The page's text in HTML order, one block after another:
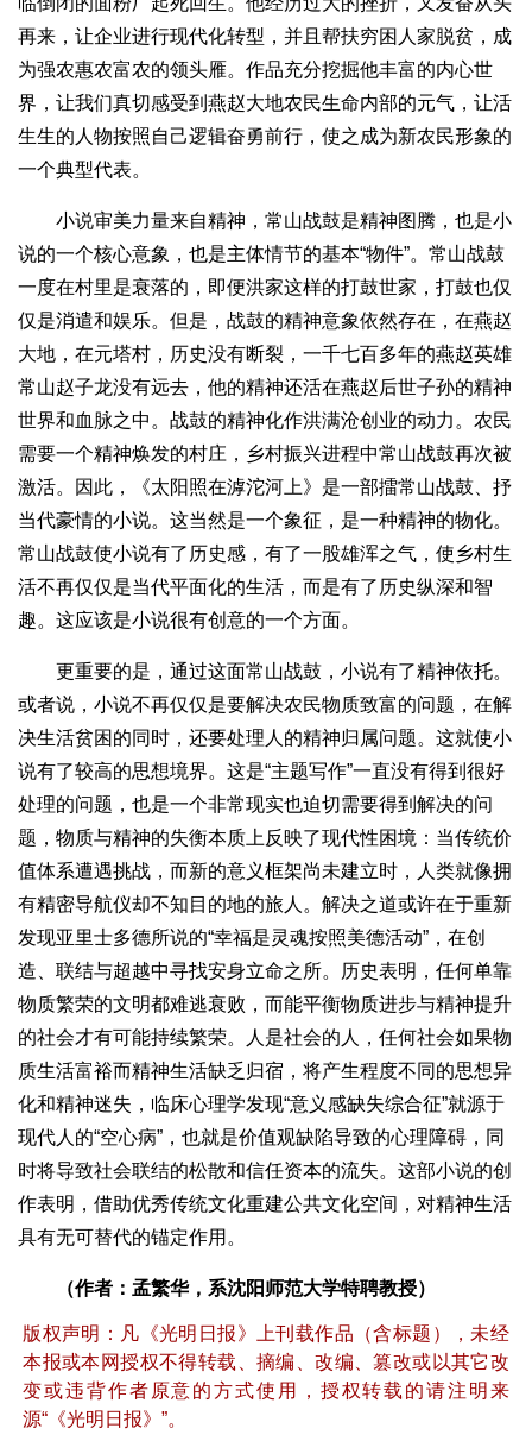
再来，让企业进行现代化转型，并且帮扶穷困人家脱贫，成
为强农惠农富农的领头雁。作品充分挖掘他丰富的内心世
界，让我们真切感受到燕赵大地农民生命内部的元气，让活
生生的人物按照自己逻辑奋勇前行，使之成为新农民形象的
一个典型代表。
小说审美力量来自精神，常山战鼓是精神图腾，也是小
说的一个核心意象，也是主体情节的基本“物件”。常山战鼓
一度在村里是衰落的，即便洪家这样的打鼓世家，打鼓也仅
仅是消遣和娱乐。但是，战鼓的精神意象依然存在，在燕赵
大地，在元塔村，历史没有断裂，一千七百多年的燕赵英雄
常山赵子龙没有远去，他的精神还活在燕赵后世子孙的精神
世界和血脉之中。战鼓的精神化作洪满沧创业的动力。农民
需要一个精神焕发的村庄，乡村振兴进程中常山战鼓再次被
激活。因此，《太阳照在滹沱河上》是一部擂常山战鼓、抒
当代豪情的小说。这当然是一个象征，是一种精神的物化。
常山战鼓使小说有了历史感，有了一股雄浑之气，使乡村生
活不再仅仅是当代平面化的生活，而是有了历史纵深和智
趣。这应该是小说很有创意的一个方面。
更重要的是，通过这面常山战鼓，小说有了精神依托。
或者说，小说不再仅仅是要解决农民物质致富的问题，在解
决生活贫困的同时，还要处理人的精神归属问题。这就使小
说有了较高的思想境界。这是“主题写作”一直没有得到很好
处理的问题，也是一个非常现实也迫切需要得到解决的问
题，物质与精神的失衡本质上反映了现代性困境：当传统价
值体系遭遇挑战，而新的意义框架尚未建立时，人类就像拥
有精密导航仪却不知目的地的旅人。解决之道或许在于重新
发现亚里士多德所说的“幸福是灵魂按照美德活动”，在创
造、联结与超越中寻找安身立命之所。历史表明，任何单靠
物质繁荣的文明都难逃衰败，而能平衡物质进步与精神提升
的社会才有可能持续繁荣。人是社会的人，任何社会如果物
质生活富裕而精神生活缺乏归宿，将产生程度不同的思想异
化和精神迷失，临床心理学发现“意义感缺失综合征”就源于
现代人的“空心病”，也就是价值观缺陷导致的心理障碍，同
时将导致社会联结的松散和信任资本的流失。这部小说的创
作表明，借助优秀传统文化重建公共文化空间，对精神生活
具有无可替代的锚定作用。
（作者：孟繁华，系沈阳师范大学特聘教授）
版权声明：凡《光明日报》上刊载作品（含标题），未经
本报或本网授权不得转载、摘编、改编、篡改或以其它改
变或违背作者原意的方式使用，授权转载的请注明来
源“《光明日报》”。